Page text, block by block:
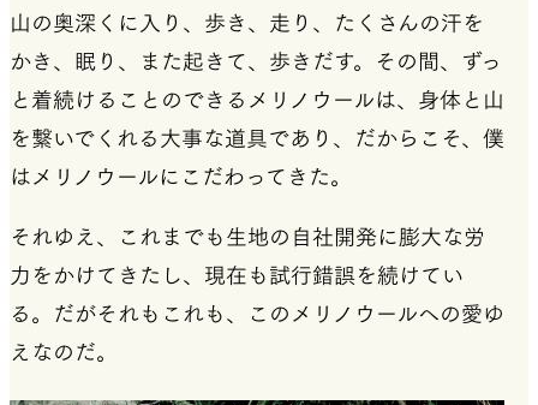
山の奥深くに入り、歩き、走り、たくさんの汗を
かき、眠り、また起きて、歩きだす。その間、ずっ
と着続けることのできるメリノウールは、身体と山
を繋いでくれる大事な道具であり、だからこそ、僕
はメリノウールにこだわってきた。
それゆえ、これまでも生地の自社開発に膨大な労
力をかけてきたし、現在も試行錯誤を続けてい
る。だがそれもこれも、このメリノウールへの愛ゆ
えなのだ。